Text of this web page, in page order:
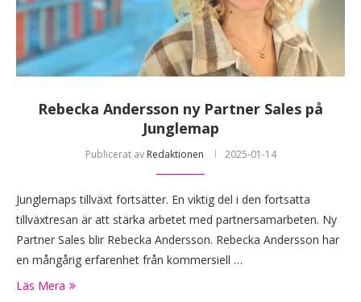
Rebecka Andersson ny Partner Sales på
Junglemap
Publicerat av Redaktionen 2025-01-14
Junglemaps tillväxt fortsätter. En viktig del i den fortsatta
tillväxtresan är att stärka arbetet med partnersamarbeten. Ny
Partner Sales blir Rebecka Andersson. Rebecka Andersson har
en mångårig erfarenhet från kommersiell …
Läs Mera